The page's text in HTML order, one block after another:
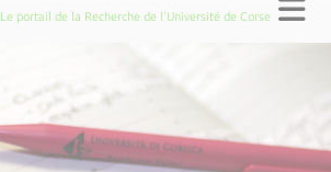
Le portail de la Recherche de l'Université de Corse